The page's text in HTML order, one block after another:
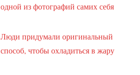
одной из фотографий самих себя
Люди придумали оригинальный
способ, чтобы охладиться в жару